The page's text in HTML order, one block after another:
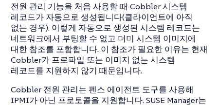
전원 관리 기능을 처음 사용할 때 Cobbler 시스템
레코드가 자동으로 생성됩니다(클라이언트에 아직
없는 경우). 이렇게 자동으로 생성된 시스템 레코드는
네트워크에서 부팅할 수 없고 더미 시스템 이미지에
대한 참조를 포함합니다. 이 참조가 필요한 이유는 현재
Cobbler가 프로파일 또는 이미지 없는 시스템
레코드를 지원하지 않기 때문입니다.
Cobbler 전원 관리는 펜스 에이전트 도구를 사용해
IPMI가 아닌 프로토콜을 지원합니다. SUSE Manager는